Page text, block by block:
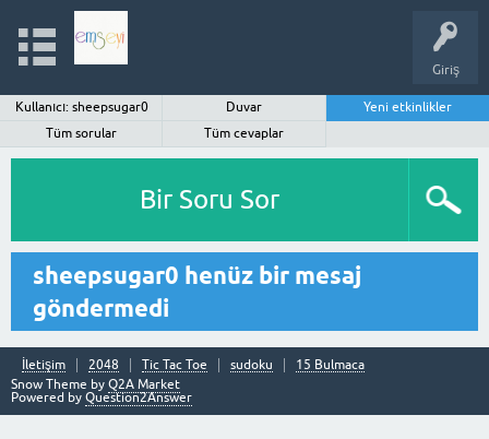
Giriş
Kullanıcı: sheepsugar0 Duvar
Yeni etkinlikler
Tüm sorular
Tüm cevaplar
Bir Soru Sor
sheepsugar0 henüz bir mesaj
göndermedi
İletişim 2048 Tic Tac Toe sudoku
15 Bulmaca
Snow Theme by Q2A Market
Powered by Question2Answer